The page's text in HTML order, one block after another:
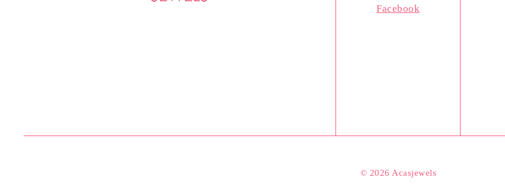
Facebook
© 2026 Acasjewels